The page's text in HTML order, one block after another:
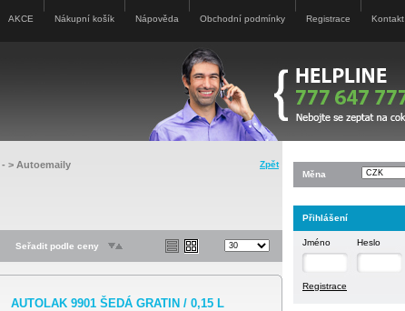
AKCE Nákupní košík Nápověda Obchodní podmínky Registrace Kontakt
- > Autoemaily Zpět
Seřadit podle ceny
AUTOLAK 9901 ŠEDÁ GRATIN / 0,15 L
Měna
Přihlášení
Jméno Heslo
Registrace